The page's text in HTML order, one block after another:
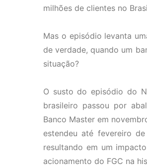
milhões de clientes no
Mas o episódio levanta
de verdade, quando um
situação?
O susto do episódio do
brasileiro passou por
Banco Master em
estendeu até fevereiro
resultando em um
acionamento do FGC na